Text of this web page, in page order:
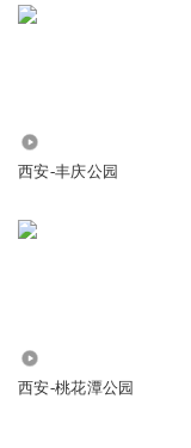
西安-丰庆公园
西安-桃花潭公园